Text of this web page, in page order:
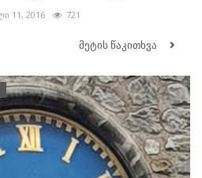
11, 2016 721
მეტის წაკითხვა